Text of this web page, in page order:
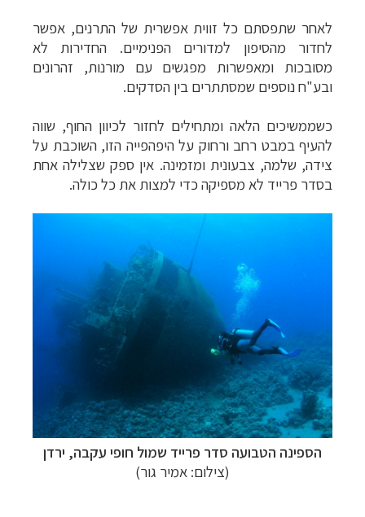
לאחר שתפסתם כל זווית אפשרית של התרנים, אפשר
לחדור מהסיפון למדורים הפנימיים. החדירות לא
מסובכות ומאפשרות מפגשים עם מורנות, זהרונים
ובע"ח נוספים שמסתתרים בין הסדקים.
כשממשיכים הלאה ומתחילים לחזור לכיוון החוף, שווה
להעיף במבט רחב ורחוק על היפהפייה הזו, השוכבת על
צידה, שלמה, צבעונית ומזמינה. אין ספק שצלילה אחת
בסדר פרייד לא מספיקה כדי למצות את כל כולה.
הספינה הטבועה סדר פרייד שמול חופי עקבה, ירדן
(צילום: אמיר גור)